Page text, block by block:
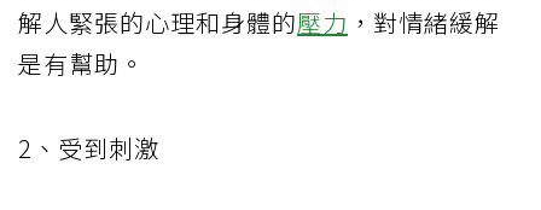
解人緊張的心理和身體的壓力 ，對情緒緩解
是有幫助。
2、受到刺激